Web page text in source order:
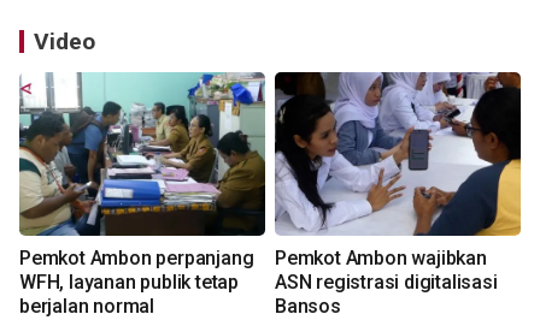
Video
Pemkot Ambon perpanjang
WFH, layanan publik tetap
berjalan normal
Pemkot Ambon wajibkan
ASN registrasi digitalisasi
Bansos